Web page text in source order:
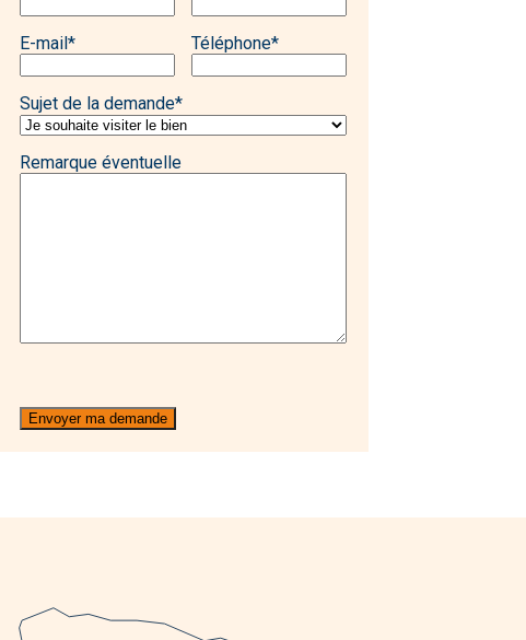
E-mail* Téléphone*
Sujet de la demande*
Remarque éventuelle